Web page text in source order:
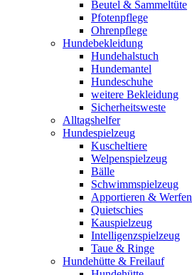
Beutel & Sammeltüte
Pfotenpflege
Ohrenpflege
Hundebekleidung
Hundehalstuch
Hundemantel
Hundeschuhe
weitere Bekleidung
Sicherheitsweste
Alltagshelfer
Hundespielzeug
Kuscheltiere
Welpenspielzeug
Bälle
Schwimmspielzeug
Apportieren & Werfen
Quietschies
Kauspielzeug
Intelligenzspielzeug
Taue & Ringe
Hundehütte & Freilauf